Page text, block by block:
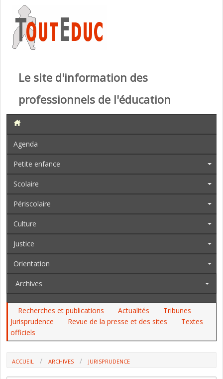
Le site d'information des
professionnels de l'éducation
Agenda
Petite enfance
Scolaire
Périscolaire
Culture
Justice
Orientation
Archives
Recherches et publications Actualités
Tribunes
Jurisprudence
Revue de la presse et des sites
Textes
officiels
ACCUEIL ARCHIVES
JURISPRUDENCE